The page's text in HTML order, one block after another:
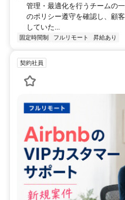
管理・最適化を行うチームの
のポリシー遵守を確認し、顧
していた...
固定時間制 フルリモート 昇給あり
契約社員